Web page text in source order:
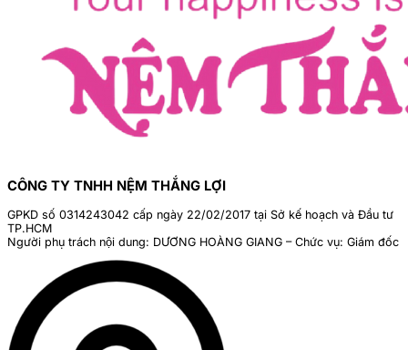
CÔNG TY TNHH NỆM THẮNG LỢI
GPKD số 0314243042 cấp ngày 22/02/2017 tại Sở kế hoạch và Đầu tư
TP.HCM
Người phụ trách nội dung: DƯƠNG HOÀNG GIANG – Chức vụ: Giám đốc